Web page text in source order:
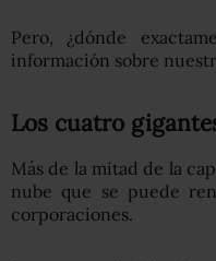
Pero, ¿dónde
información sobre
Los cuatro
Más de la mitad de la
nube que se puede
corporaciones.